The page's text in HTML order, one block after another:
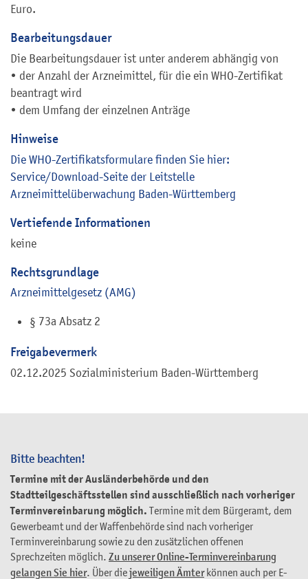
Bitte beachten!
Termine mit der Ausländerbehörde und den
Stadtteilgeschäftsstellen sind ausschließlich nach vorheriger
Terminvereinbarung möglich. Termine mit dem Bürgeramt, dem
Gewerbeamt und der Waffenbehörde sind nach vorheriger
Terminvereinbarung sowie zu den zusätzlichen offenen
Sprechzeiten möglich. Zu unserer Online-Terminvereinbarung
gelangen Sie hier. Über diejeweiligen Ämterkönnen auch per E-
Euro.
Bearbeitungsdauer
Die Bearbeitungsdauer ist unter anderem abhängig von
• der Anzahl der Arzneimittel, für die ein WHO-Zertifikat
beantragt wird
• dem Umfang der einzelnen Anträge
Hinweise
Die WHO-Zertifikatsformulare finden Sie hier:
Service/Download-Seite der Leitstelle
Arzneimittelüberwachung Baden-Württemberg
Vertiefende Informationen
keine
Rechtsgrundlage
Arzneimittelgesetz (AMG)
§ 73a Absatz 2
Freigabevermerk
02.12.2025 Sozialministerium Baden-Württemberg